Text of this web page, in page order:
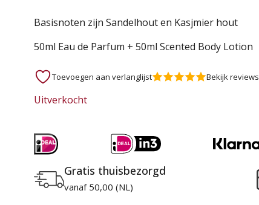
84,95 €.
59,95 €.
Basisnoten zijn Sandelhout en Kasjmier hout
50ml Eau de Parfum + 50ml Scented Body Lotion
Toevoegen aan verlanglijst Bekijk reviews
Uitverkocht
Gratis thuisbezorgd
vanaf 50,00 (NL)